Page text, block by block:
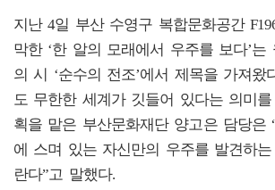
지난 4일 부산 수영구 복합문화공간
막한 ‘한 알의 모래에서 우주를 보다’는
의 시 ‘순수의 전조’에서 제목을 가져왔
도 무한한 세계가 깃들어 있다는 의미를
획을 맡은 부산문화재단 양고은 담당은
에 스며 있는 자신만의 우주를 발견하
란다”고 말했다.